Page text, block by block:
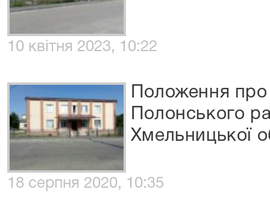
10 квітня 2023, 10:22
Положення про
Полонського
Хмельницької
18 серпня 2020, 10:35